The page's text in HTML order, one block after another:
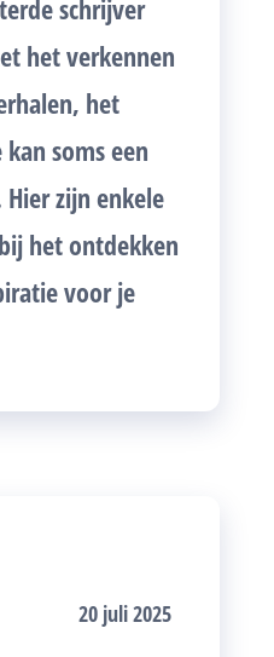
schrijver
het verkennen
het
soms een
zijn enkele
het ontdekken
voor je
20 juli 2025